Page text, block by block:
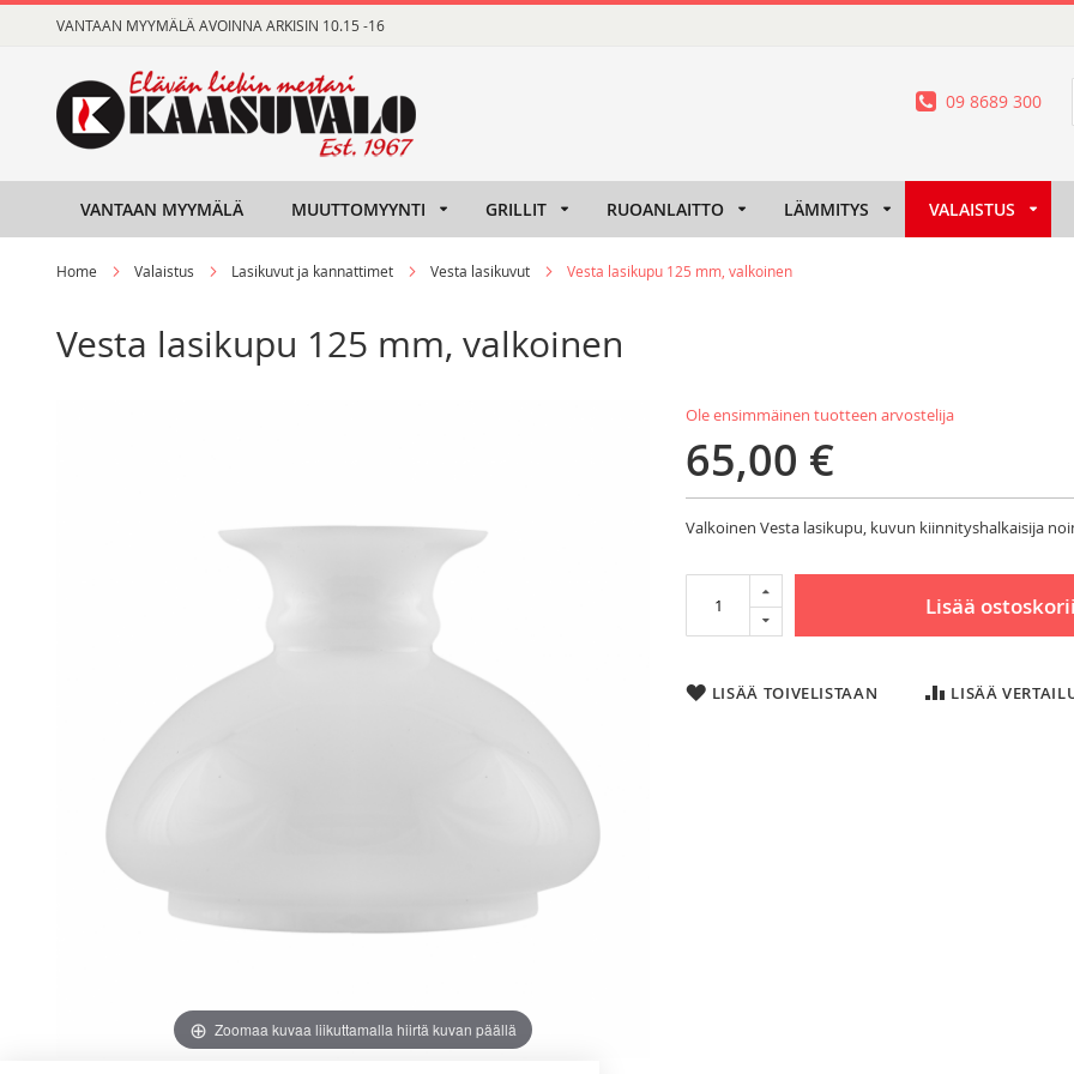
to
VANTAAN MYYMÄLÄ AVOINNA ARKISIN 10.15 -16
09 8689 300
VANTAAN MYYMÄLÄ MUUTTOMYYNTI GRILLIT RUOANLAITTO LÄMMITYS VALAISTUS
Home Valaistus Lasikuvut ja kannattimet Vesta lasikuvut Vesta lasikupu 125 mm, valkoinen
Vesta lasikupu 125 mm, valkoinen
Ole ensimmäinen tuotteen arvostelija
65,00 €
Valkoinen Vesta lasikupu, kuvun kiinnityshalkaisija
Lisää
LISÄÄ TOIVELISTAAN LISÄÄ
Zoomaa kuvaa liikuttamalla hiirtä kuvan päällä